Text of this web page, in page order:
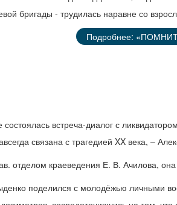
бригады - трудилась наравне со
Подробнее:
встреча-диалог с
связана с трагедией XX века, –
отделом краеведения Е. В. Ачилова,
поделился с молодёжью личными